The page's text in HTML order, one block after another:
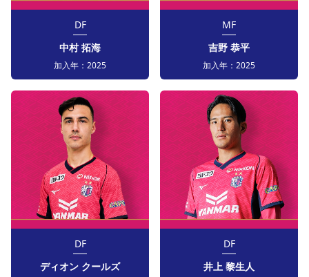
DF
中村 拓海
加入年： 2025
MF
吉野 恭平
加入年： 2025
DF
ディオン クールズ
DF
井上 黎生人